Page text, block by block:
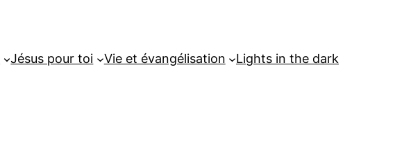
Jésus pour toi Vie et évangélisation Lights in the dark